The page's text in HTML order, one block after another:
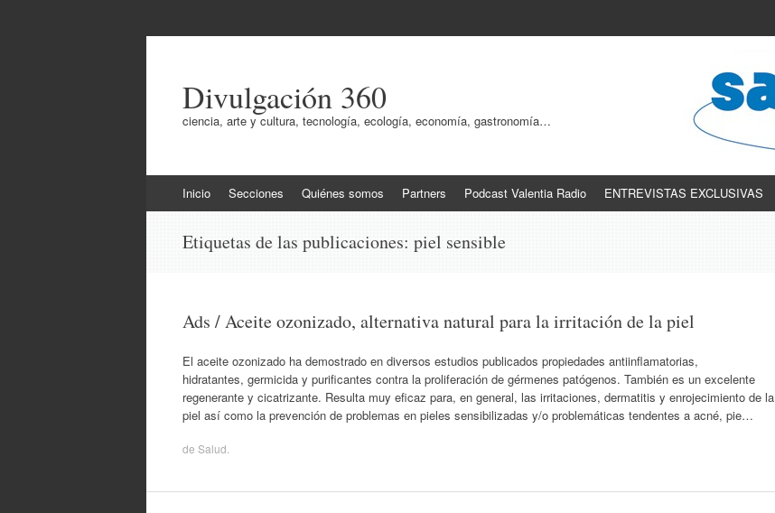
Divulgación 360
ciencia, arte y cultura, tecnología, ecología, economía, gastronomía…
al
Inicio Secciones Quiénes somos Partners Podcast Valentia Radio ENTREVISTAS EXCLUSIVAS
Etiquetas de las publicaciones: piel sensible
Ads / Aceite ozonizado, alternativa natural para la irritación de la piel
El aceite ozonizado ha demostrado en diversos estudios publicados propiedades antiinflamatorias,
hidratantes, germicida y purificantes contra la proliferación de gérmenes patógenos. También es un excelente
regenerante y cicatrizante. Resulta muy eficaz para, en general, las irritaciones, dermatitis y enrojecimiento de la
piel así como la prevención de problemas en pieles sensibilizadas y/o problemáticas tendentes a acné, pie…
de Salud